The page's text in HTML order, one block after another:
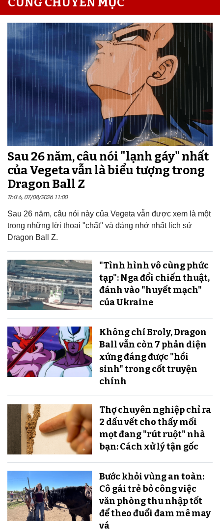
Sau 26 năm, câu nói "lạnh gáy" nhất
của Vegeta vẫn là biểu tượng trong
Dragon Ball Z
Thứ 6, 07/08/2026 11:00
Sau 26 năm, câu nói này của Vegeta vẫn được xem là một
trong những lời thoại "chất" và đáng nhớ nhất lịch sử
Dragon Ball Z.
"Tình hình vô cùng phức
tạp": Nga đổi chiến thuật,
đánh vào "huyết mạch"
của Ukraine
Không chỉ Broly, Dragon
Ball vẫn còn 7 phản diện
xứng đáng được "hồi
sinh" trong cốt truyện
chính
Thợ chuyên nghiệp chỉ ra
2 dấu vết cho thấy mối
mọt đang "rút ruột" nhà
bạn: Cách xử lý tận gốc
Bước khỏi vùng an toàn:
Cô gái trẻ bỏ công việc
văn phòng thu nhập tốt
để theo đuổi đam mê may
vá